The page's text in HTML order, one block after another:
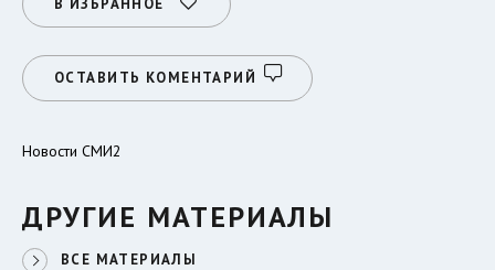
ОСТАВИТЬ КОМЕНТАРИЙ
Новости СМИ2
ДРУГИЕ МАТЕРИАЛЫ
ВСЕ МАТЕРИАЛЫ